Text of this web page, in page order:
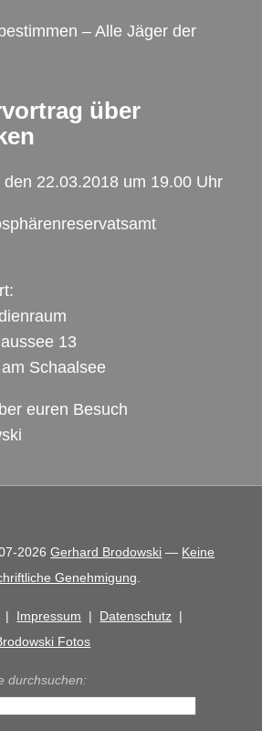
– Alle Jäger der
über
22.03.2018 um 19.00 Uhr
13
Schaalsee
euren Besuch
2026Gerhard Brodowski — Keine
Genehmigung
| Impressum | Datenschutz |
Fotos
durchsuchen: